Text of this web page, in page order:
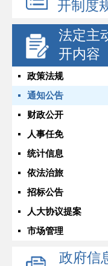
开制度
法定主
开内容
政策法规
通知公告
财政公开
人事任免
统计信息
依法治旅
招标公告
人大协议提案
市场管理
政府信